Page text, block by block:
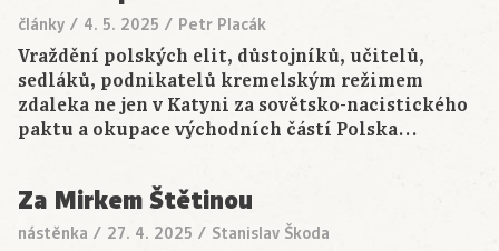
články / 4. 5. 2025 / Petr Placák
Vraždění polských elit, důstojníků, učitelů,
sedláků, podnikatelů kremelským režimem
zdaleka ne jen v Katyni za sovětsko-nacistického
paktu a okupace východních částí Polska…
Za Mirkem Štětinou
nástěnka / 27. 4. 2025 / Stanislav Škoda